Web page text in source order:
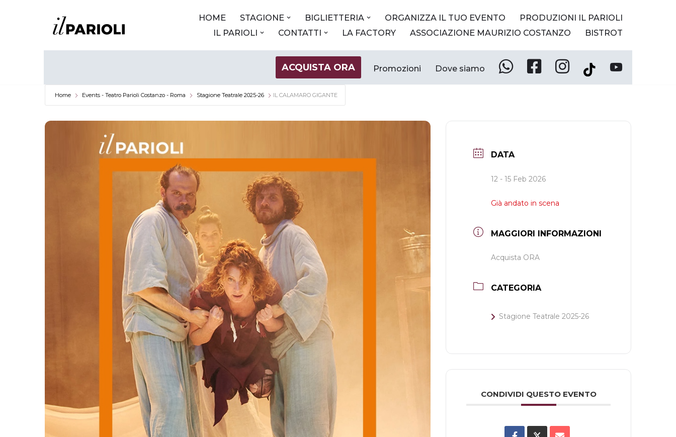
HOME STAGIONE BIGLIETTERIA ORGANIZZA IL TUO EVENTO
PRODUZIONI IL PARIOLI
IL PARIOLI
CONTATTI LA FACTORY ASSOCIAZIONE MAURIZIO COSTANZO BISTROT
ACQUISTA ORA Promozioni Dove siamo WhatsappFacebookInstagram
Tik
Tok
YouTube
Home Events - Teatro Parioli Costanzo - Roma Stagione Teatrale 2025-26 IL CALAMARO GIGANTE
DATA
12 - 15 Feb 2026
Già andato in scena
MAGGIORI INFORMAZIONI
Acquista ORA
CATEGORIA
Stagione Teatrale 2025-26
CONDIVIDI QUESTO EVENTO